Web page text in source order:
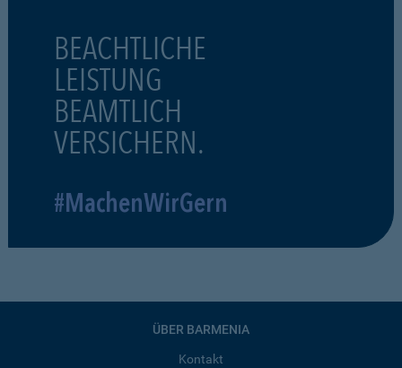
BEACHTLICHE
LEISTUNG
BEAMTLICH
VERSICHERN.
#MachenWirGern
ÜBER BARMENIA
Kontakt